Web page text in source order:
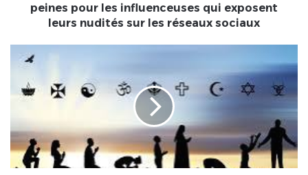
influenceuses
nudités
les
peines pour les influenceuses qui exposent
leurs nudités sur les réseaux sociaux
[LePointDeVue]
a
d'enfermer
la
conscience